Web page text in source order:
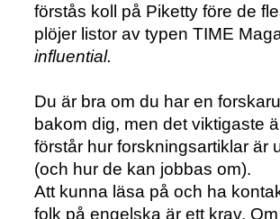
förstås koll på Piketty före de
plöjer listor av typen TIME
influential.
Du är bra om du har en
bakom dig, men det viktigaste
förstår hur forskningsartiklar är
(och hur de kan jobbas om).
Att kunna läsa på och ha
folk på engelska är ett krav.